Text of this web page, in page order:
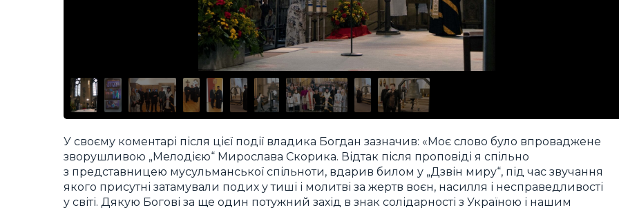
У своєму коментарі після цієї події владика Богдан зазначив: «Моє слово було впроваджене
зворушливою „Мелодією“ Мирослава Скорика. Відтак після проповіді я спільно
з представницею мусульманської спільноти, вдарив билом у „Дзвін миру“, під час звучання
якого присутні затамували подих у тиші і молитві за жертв воєн, насилля і несправедливості
у світі. Дякую Богові за ще один потужний захід в знак солідарності з Україною і нашим